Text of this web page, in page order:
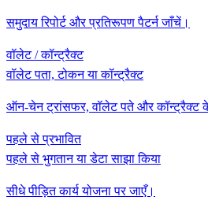
समुदाय रिपोर्ट और प्रतिरूपण पैटर्न जाँचें।
वॉलेट / कॉन्ट्रैक्ट
वॉलेट पता, टोकन या कॉन्ट्रैक्ट
ऑन-चेन ट्रांसफर, वॉलेट पते और कॉन्ट्रैक्ट
पहले से प्रभावित
पहले से भुगतान या डेटा साझा किया
सीधे पीड़ित कार्य योजना पर जाएँ।